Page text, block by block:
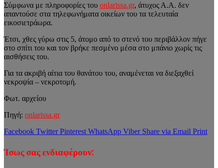
Σύμφωνα με πληροφορίες του onlarissa.gr, άτυχος Α.Α. δεν
απαντούσε στα τηλεφωνήματα οικείων του τα τελευταία
εικοσιετράωρα.
Έτσι, χθες γύρω στις 5, άτομο από το στενό του περιβάλλον πήγε
στο σπίτι του και τον βρήκε πεσμένο μέσα στο μπάνιο χωρίς τις
αισθήσεις του.
Για τα ακριβή αίτια του θανάτου του, αναμένεται να διεξαχθεί
νεκροψία – νεκροτομή.
Φωτ. αρχείου
Πηγή: onlarissa.gr
Facebook Twitter Pinterest WhatsApp Viber Share via Email Print
Ίσως σας ενδιαφέρουν: